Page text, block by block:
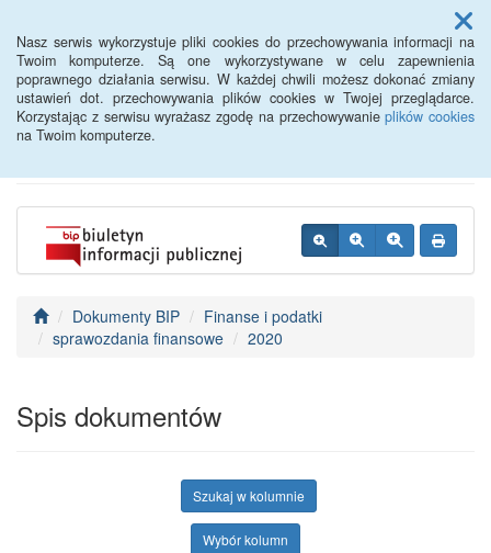
Nasz serwis wykorzystuje pliki cookies do przechowywania informacji na
Twoim komputerze. Są one wykorzystywane w celu zapewnienia
poprawnego działania serwisu. W każdej chwili możesz dokonać zmiany
ustawień dot. przechowywania plików cookies w Twojej przeglądarce.
Korzystając z serwisu wyrażasz zgodę na przechowywanieplików cookies
na Twoim komputerze.
Menu
BIP - Urząd Miejski
Wyśmierzyce
Dokumenty BIP
Finanse i podatki
sprawozdania finansowe
2020
Spis dokumentów
Szukaj w kolumnie
Wybór kolumn